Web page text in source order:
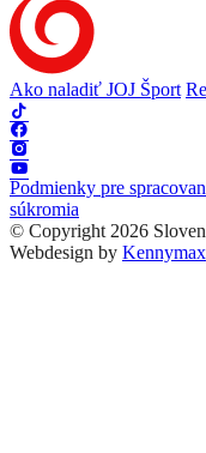
Ako naladiť JOJ Šport
Podmienky pre
súkromia
© Copyright 2026
Webdesign by Kennymax